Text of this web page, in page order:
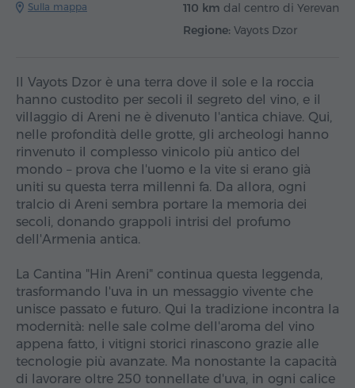
Sulla mappa 110 km dal centro di Yerevan
Regione: Vayots Dzor
Il Vayots Dzor è una terra dove il sole e la roccia
hanno custodito per secoli il segreto del vino, e il
villaggio di Areni ne è divenuto l'antica chiave. Qui,
nelle profondità delle grotte, gli archeologi hanno
rinvenuto il complesso vinicolo più antico del
mondo – prova che l'uomo e la vite si erano già
uniti su questa terra millenni fa. Da allora, ogni
tralcio di Areni sembra portare la memoria dei
secoli, donando grappoli intrisi del profumo
dell'Armenia antica.
La Cantina "Hin Areni" continua questa leggenda,
trasformando l'uva in un messaggio vivente che
unisce passato e futuro. Qui la tradizione incontra la
modernità: nelle sale colme dell'aroma del vino
appena fatto, i vitigni storici rinascono grazie alle
tecnologie più avanzate. Ma nonostante la capacità
di lavorare oltre 250 tonnellate d'uva, in ogni calice